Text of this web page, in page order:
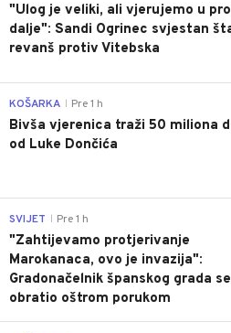
"Ulog je veliki, ali vjerujemo u
dalje": Sandi Ogrinec svjestan
revanš protiv Vitebska
KOŠARKA Pre 1 h
Bivša vjerenica traži 50 miliona
od Luke Dončića
SVIJET Pre 1 h
"Zahtijevamo protjerivanje
Marokanaca, ovo je invazija":
Gradonačelnik španskog grada se
obratio oštrom porukom